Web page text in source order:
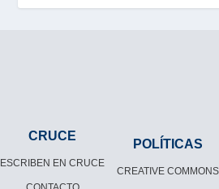
CRUCE
ESCRIBEN EN CRUCE
POLÍTICAS
CREATIVE COMMONS